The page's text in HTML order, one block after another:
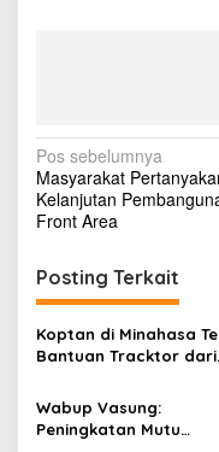
N
a
v
i
g
a
s
i
p
Pos sebelumnya
Masyarakat
Kelanjutan
Front Area
Posting Terkait
Koptan di Minahasa
Bantuan Tracktor dari
Ketahanan Pangan
Wabup Vasung:
Peningkatan Mutu